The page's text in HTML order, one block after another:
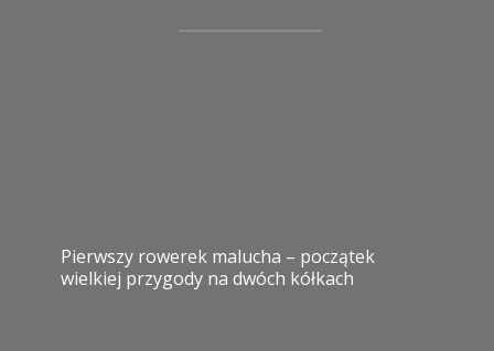
Pierwszy rowerek malucha – początek
wielkiej przygody na dwóch kółkach